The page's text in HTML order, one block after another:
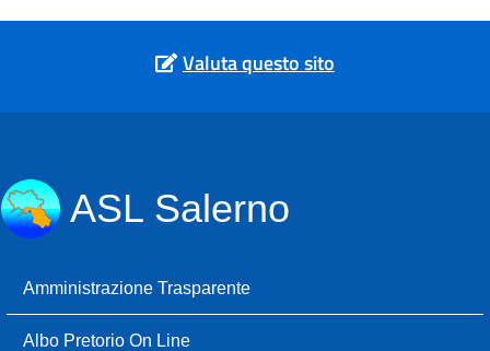
Valuta questo sito
ASL Salerno
Amministrazione Trasparente
Albo Pretorio On Line